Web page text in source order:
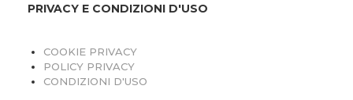
PRIVACY E CONDIZIONI D'USO
COOKIE PRIVACY
POLICY PRIVACY
CONDIZIONI D'USO